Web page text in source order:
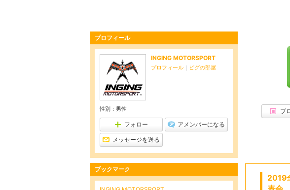
INGING
チームスタッフのブログです
ブ
2019
プロフィール
INGING MOTORSPORT
プロフィール ｜ ピグの部屋
性別： 男性
フォロー アメンバーになる
メッセージを送る
ブックマーク